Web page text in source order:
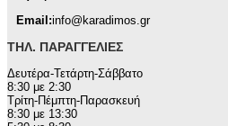
Email:info@karadimos.gr
ΤΗΛ. ΠΑΡΑΓΓΕΛΊΕΣ
Δευτέρα-Τετάρτη-Σάββατο
8:30 με 2:30
Τρίτη-Πέμπτη-Παρασκευή
8:30 με 13:30